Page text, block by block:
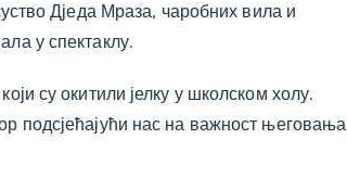
Дједа Мраза, чаробних вила и
у спектаклу.
су окитили јелку у школском холу.
подсјећајући нас на важност његовања